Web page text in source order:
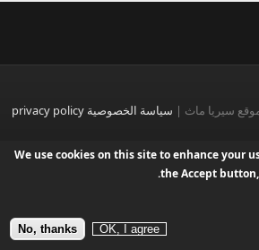
سيريا ماث | سياسة الخصوصية privacy policy
Drupalizing, a Project of
We use cookies on this site to enhance your
the Accept
OK, I agree
No, thanks